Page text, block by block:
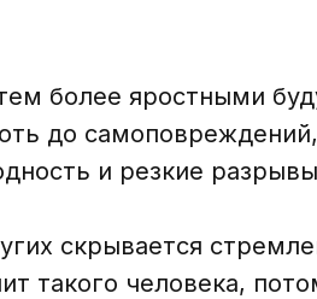
более яростными
до
и резкие
скрывается
такого человека,